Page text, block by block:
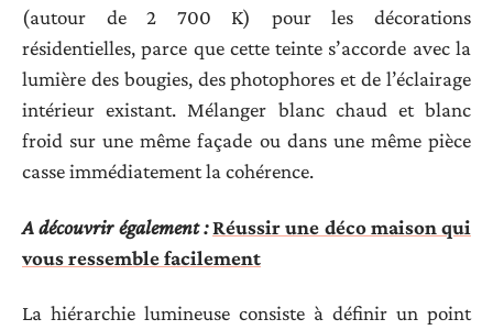
(autour de 2 700 K) pour les décorations
résidentielles, parce que cette teinte s’accorde avec la
lumière des bougies, des photophores et de l’éclairage
intérieur existant. Mélanger blanc chaud et blanc
froid sur une même façade ou dans une même pièce
casse immédiatement la cohérence.
A découvrir également : Réussir une déco maison qui
vous ressemble facilement
La hiérarchie lumineuse consiste à définir un point